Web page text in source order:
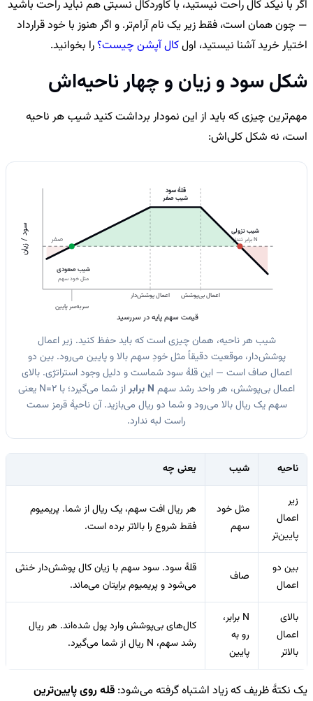
اگر با نیکد کال راحت نیستید، با کاوردکال نسبتی هم نباید راحت باشید
— چون همان است، فقط زیر یک نام آرام‌تر. و اگر هنوز با خود قرارداد
اختیار خرید آشنا نیستید، اولکال آپشن چیست؟را بخوانید.
شکل سود و زیان و چهار ناحیه‌اش
مهم‌ترین چیزی که باید از این نمودار برداشت کنیدشیب هر ناحیه
است، نه شکل کلی‌اش:
قیمت سهم پایه در سررسید
سود / زیان صفر
شیب صعودی
مثل خود سهم
شیب صفر
قلهٔ سود
شیب نزولی
N برابر تندتر
اعمال پوشش‌دار اعمال بی‌پوشش
سربه‌سر پایین
شیب هر ناحیه، همان چیزی است که باید حفظ کنید. زیر اعمال
پوشش‌دار، موقعیت دقیقاً مثل خودِ سهم بالا و پایین می‌رود. بین دو
اعمال صاف است — این قلهٔ سود شماست و دلیل وجود استراتژی. بالای
اعمال بی‌پوشش، هر واحد رشد سهم N برابر
از شما می‌گیرد؛ با N=2 یعنی
سهم یک ریال بالا می‌رود و شما دو ریال می‌بازید. آن ناحیهٔ قرمز سمت
راست لبه ندارد.
ناحیه شیب یعنی چه
زیر
اعمال
پایین‌تر
مثل خود
سهم
هر ریال افت سهم، یک ریال از شما. پریمیوم
فقط شروع را بالاتر برده است.
بین دو
اعمال
صاف
قلهٔ سود. سود سهم با زیان کال پوشش‌دار خنثی
می‌شود و پریمیوم برایتان می‌ماند.
بالای
اعمال
بالاتر
N برابر،
رو به
پایین
کال‌های بی‌پوشش وارد پول شده‌اند. هر ریال
رشد سهم، N ریال از شما می‌گیرد.
یک نکتهٔ ظریف که زیاد اشتباه گرفته می‌شود: قله روی پایین‌ترین